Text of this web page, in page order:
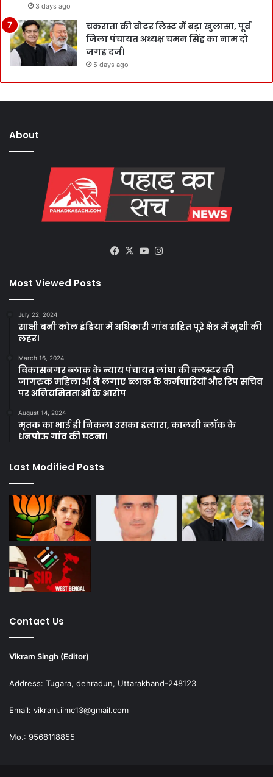
3 days ago
चकराता की वोटर लिस्ट में बड़ा खुलासा, पूर्व
जिला पंचायत अध्यक्ष चमन सिंह का नाम दो
जगह दर्ज।
5 days ago
About
Facebook
X YouTube
Most Viewed Posts
July 22, 2024
साक्षी बनी कोल इंडिया में अधिकारी गांव सहित पूरे क्षेत्र में खुशी की
लहर।
March 16, 2024
विकासनगर ब्लाक के न्याय पंचायत लांघा की क्लस्टर की
जागरुक महिलाओं ने लगाए ब्लाक के कर्मचारियों और रिप सचिव
पर अनियमितताओं के आरोप
August 14, 2024
मृतक का भाई ही निकला उसका हत्यारा, कालसी ब्लॉक के
धनपोऊ गांव की घटना।
Last Modified Posts
Contact Us
Vikram Singh (Editor)
Address: Tugara, dehradun, Uttarakhand-248123
Email: vikram.iimc13@gmail.com
Mo.: 9568118855